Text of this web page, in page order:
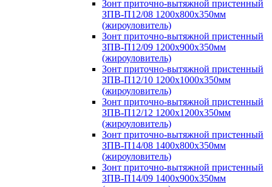
Зонт приточно-вытяжной пристенный
ЗПВ-П12/08 1200х800х350мм
(жироуловитель)
Зонт приточно-вытяжной пристенный
ЗПВ-П12/09 1200х900х350мм
(жироуловитель)
Зонт приточно-вытяжной пристенный
ЗПВ-П12/10 1200х1000х350мм
(жироуловитель)
Зонт приточно-вытяжной пристенный
ЗПВ-П12/12 1200х1200х350мм
(жироуловитель)
Зонт приточно-вытяжной пристенный
ЗПВ-П14/08 1400х800х350мм
(жироуловитель)
Зонт приточно-вытяжной пристенный
ЗПВ-П14/09 1400х900х350мм